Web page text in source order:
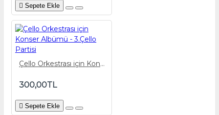
Sepete Ekle
Çello Orkestrası için Konser Albümü - 3.Çello Partisi
300,00TL
Sepete Ekle